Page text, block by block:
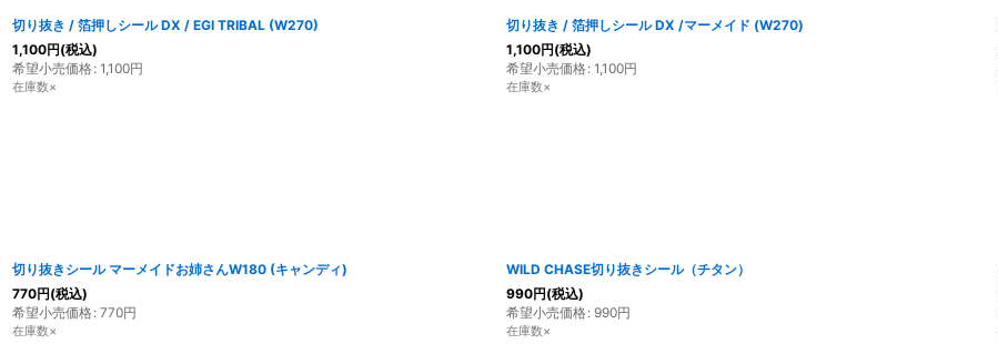
切り抜き / 箔押しシール DX / EGI TRIBAL (W270)
1,100円(税込)
希望小売価格: 1,100円
在庫数×
切り抜き / 箔押しシール DX /マーメイド (W270)
1,100円(税込)
希望小売価格: 1,100円
在庫数×
切り抜きシール マーメイドお姉さんW180 (キャンディ)
770円(税込)
希望小売価格: 770円
在庫数×
WILD CHASE切り抜きシール（チタン）
990円(税込)
希望小売価格: 990円
在庫数×